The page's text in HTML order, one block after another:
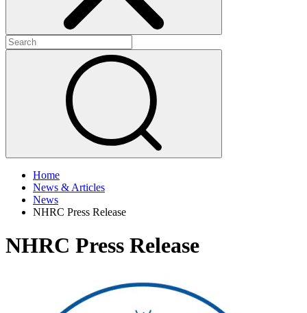
Home
News & Articles
News
NHRC Press Release
NHRC Press Release